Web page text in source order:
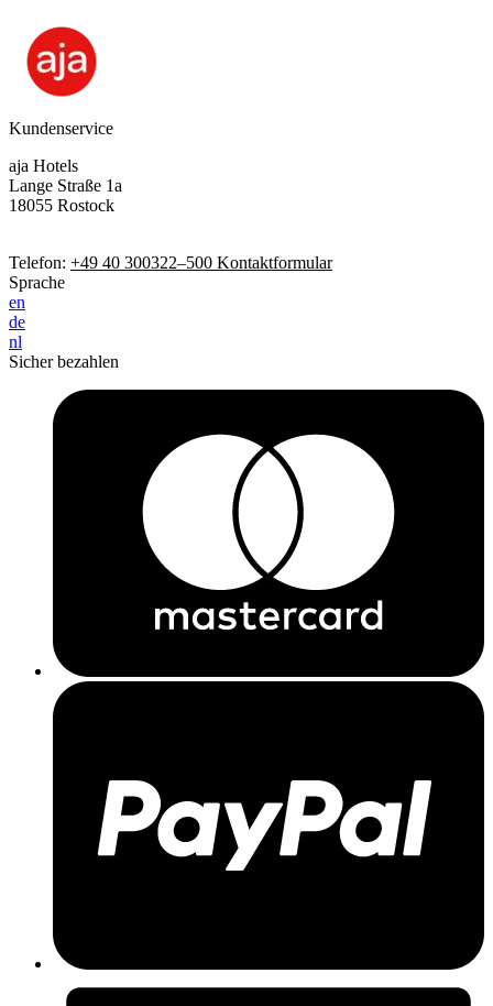
Kundenservice
aja Hotels
Lange Straße 1a
18055 Rostock
Telefon: +49 40 300322–500 Kontaktformular
Sprache
en
de
nl
Sicher bezahlen